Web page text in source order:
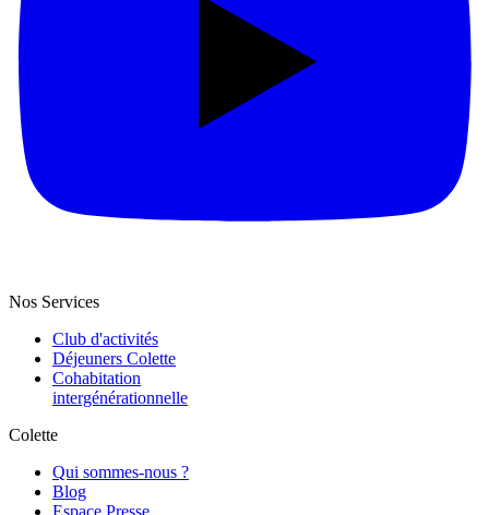
Nos Services
Club d'activités
Déjeuners Colette
Cohabitation
intergénération­nelle
Colette
Qui sommes-nous ?
Blog
Espace Presse